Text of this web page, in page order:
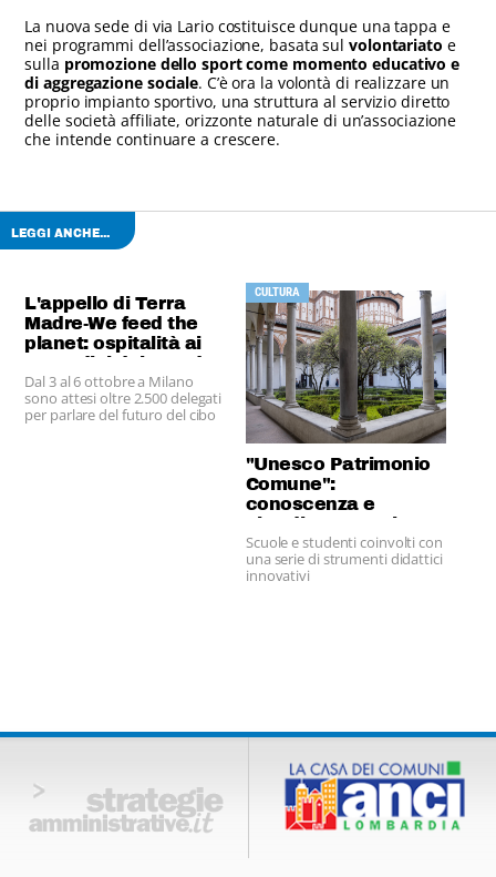
La nuova sede di via Lario costituisce dunque una tappa e
nei programmi dell’associazione, basata sul volontariato e
sulla promozione dello sport come momento educativo e
di aggregazione sociale. C’è ora la volontà di realizzare un
proprio impianto sportivo, una struttura al servizio diretto
delle società affiliate, orizzonte naturale di un’associazione
che intende continuare a crescere.
LEGGI ANCHE...
L'appello di Terra
Madre-We feed the
planet: ospitalità ai
contadini del mondo
Dal 3 al 6 ottobre a Milano
sono attesi oltre 2.500 delegati
per parlare del futuro del cibo
CULTURA
"Unesco Patrimonio
Comune":
conoscenza e
cittadinanza attiva
Scuole e studenti coinvolti con
una serie di strumenti didattici
innovativi